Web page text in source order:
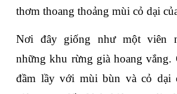
thơm thoang thoảng mùi cỏ dại
Nơi đây giống như một viên
những khu rừng già hoang vắng.
đầm lầy với mùi bùn và cỏ dại